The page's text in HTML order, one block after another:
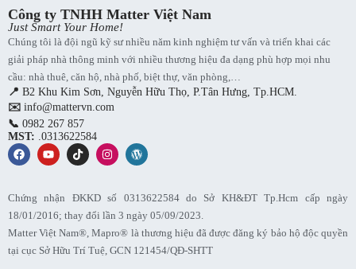
Công ty TNHH Matter Việt Nam
Just Smart Your Home!
Chúng tôi là đội ngũ kỹ sư nhiều năm kinh nghiệm tư vấn và triển khai các
giải pháp nhà thông minh với nhiều thương hiệu đa dạng phù hợp mọi nhu
cầu: nhà thuê, căn hộ, nhà phố, biệt thự, văn phòng,…
📍 B2 Khu Kim Sơn, Nguyễn Hữu Thọ, P.Tân Hưng, Tp.HCM.
✉️ info@mattervn.com
📞 0982 267 857
MST: .0313622584
Chứng nhận ĐKKD số 0313622584 do Sở KH&ĐT Tp.Hcm cấp ngày
18/01/2016; thay đổi lần 3 ngày 05/09/2023.
Matter Việt Nam®, Mapro® là thương hiệu đã được đăng ký bảo hộ độc quyền
tại cục Sở Hữu Trí Tuệ, GCN 121454/QĐ-SHTT